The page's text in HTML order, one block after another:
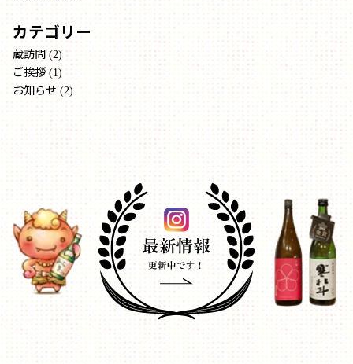
カテゴリー
蔵訪問(2)
ご挨拶(1)
お知らせ(2)